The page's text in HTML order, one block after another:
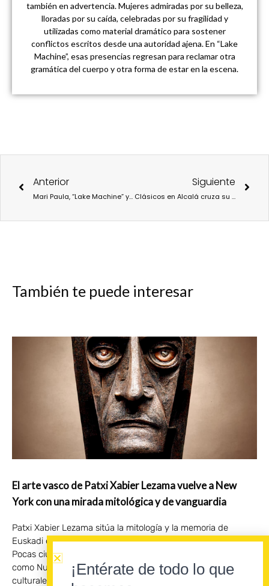
también en advertencia. Mujeres admiradas por su belleza,
lloradas por su caída, celebradas por su fragilidad y
utilizadas como material dramático para sostener
conflictos escritos desde una autoridad ajena. En “Lake
Machine”, esas presencias regresan para reclamar otra
gramática del cuerpo y otra forma de estar en la escena.
Anterior
Mari Paula, “Lake Machine” y la rebelión coreográfica de las mujeres del canon
Siguiente
Clásicos en Alcalá cruza su ecuador con Paloma San Basilio, El Brujo y una escena que reimagina el Siglo de Oro
También te puede interesar
El arte vasco de Patxi Xabier Lezama vuelve a New
York con una mirada mitológica y de vanguardia
Patxi Xabier Lezama sitúa la mitología y la memoria de
Euskadi en el circuito internacional del arte contemporáneo.
Pocas ciudades condensan el pulso del arte contemporáneo
como Nueva York. Sus museos, galerías, ferias y centros
culturales funcionan como un laboratorio donde conviven las
¡Entérate de todo lo que